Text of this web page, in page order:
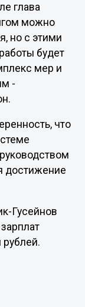
глава
можно
но с этими
будет
мер и
-
что
достижение
Гусейнов